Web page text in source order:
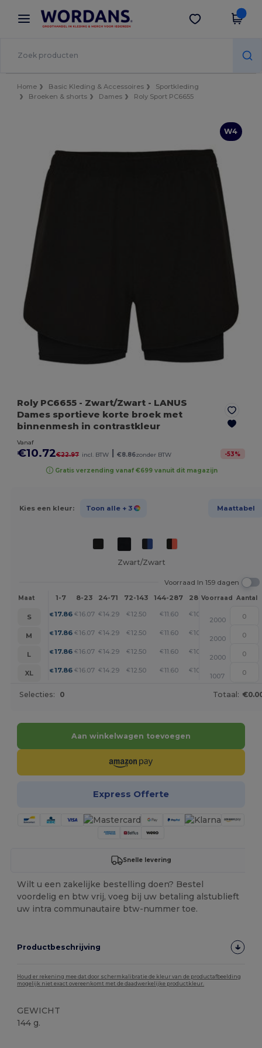
× Wordans-app
Betere prijzen in de app!
Download app
Home Basic Kleding & Accessoires
Sportkleding
Broeken & shorts
Dames Roly Sport PC6655
W4
Roly PC6655 - Zwart/Zwart - LANUS
Dames sportieve korte broek met
binnenmesh in contrastkleur
Vanaf
€10.72€22.97 incl. BTW | €8.86zonder BTW -53%
Gratis verzending vanaf €699 vanuit dit magazijn
Kies een kleur: Toon alle + 3 Maattabel
Zwart/Zwart
Voorraad In 159 dagen
Maat 1-7 8-23 24-71 72-143 144-287 288 + Meer
Voorraad Aantal
S €17.86 € 16.07 €14.29 € 12.50 €11.60 € 10.72 +
2000
M
€17.86 € 16.07 €14.29 € 12.50 €11.60 € 10.72 +
2000
L
€17.86 € 16.07 €14.29 € 12.50 €11.60 € 10.72 +
2000
XL
€17.86 € 16.07 €14.29 € 12.50 €11.60 € 10.72 +
1007
Selecties: 0 Totaal:
Aan winkelwagen toevoegen
Express Offerte
Snelle levering
Wilt u een zakelijke bestelling doen? Bestel
voordelig en btw vrij, voeg bij uw betaling alstublieft
uw intra communautaire btw-nummer toe.
Productbeschrijving
Houd er rekening mee dat door schermkalibratie de kleur van de productafbeelding
mogelijk niet exact overeenkomt met de daadwerkelijke productkleur.
GEWICHT
144 g.